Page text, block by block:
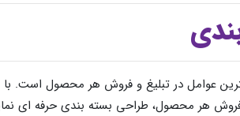
عوامل در تبلیغ و فروش هر محصول است. با
هر محصول، طراحی بسته بندی حرفه ای